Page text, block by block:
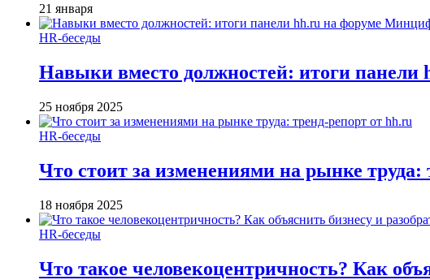
21 января
HR-беседы
Навыки вместо должностей: итоги
25 ноября 2025
HR-беседы
Что стоит за изменениями на рынке труда:
18 ноября 2025
HR-беседы
Что такое человеко­центричность? Как